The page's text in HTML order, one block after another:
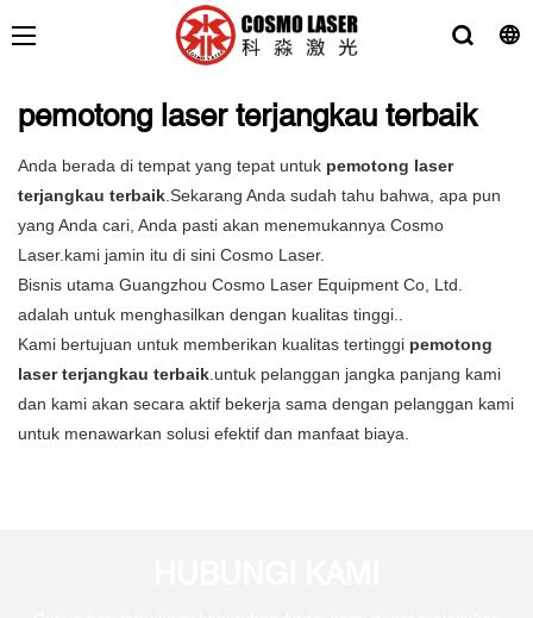
pemotong laser terjangkau terbaik
Anda berada di tempat yang tepat untuk pemotong laser
terjangkau terbaik.Sekarang Anda sudah tahu bahwa, apa pun
yang Anda cari, Anda pasti akan menemukannya Cosmo
Laser.kami jamin itu di sini Cosmo Laser.
Bisnis utama Guangzhou Cosmo Laser Equipment Co, Ltd.
adalah untuk menghasilkan dengan kualitas tinggi..
Kami bertujuan untuk memberikan kualitas tertinggi pemotong
laser terjangkau terbaik.untuk pelanggan jangka panjang kami
dan kami akan secara aktif bekerja sama dengan pelanggan kami
untuk menawarkan solusi efektif dan manfaat biaya.